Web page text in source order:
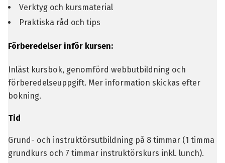
Verktyg och kursmaterial
Praktiska råd och tips
Förberedelser inför kursen:
Inläst kursbok, genomförd webbutbildning och
förberedelseuppgift. Mer information skickas efter
bokning.
Tid
Grund- och instruktörsutbildning på 8 timmar (1 timma
grundkurs och 7 timmar instruktörskurs inkl. lunch).